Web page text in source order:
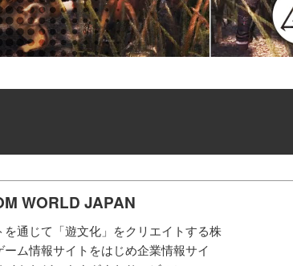
WORLD JAPAN
通じて「遊文化」をクリエイトする株
ム情報サイトをはじめ企業情報サイ